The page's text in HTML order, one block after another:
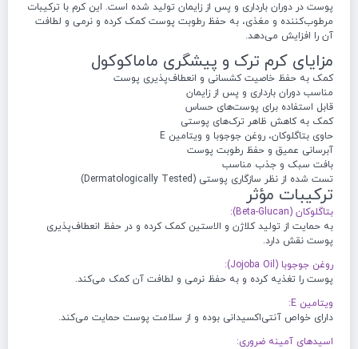
پوست در دوران بارداری و پس از زایمان تولید شده است. این کرم با ترکیبات
مرطوب‌کننده و مغذی، به حفظ رطوبت پوست کمک کرده و نرمی و لطافت
آن را افزایش می‌دهد.
مزایای کرم ترک و پیشگری ماماکوکول
کمک به حفظ خاصیت کشسانی و انعطاف‌پذیری پوست
مناسب دوران بارداری و پس از زایمان
قابل استفاده برای پوست‌های حساس
کمک به کاهش ظاهر ترک‌های پوستی
حاوی بتاگلوکان، روغن جوجوبا و ویتامین E
آبرسانی عمیق و حفظ رطوبت پوست
بافت سبک و جذب مناسب
تست شده از نظر سازگاری پوستی (Dermatologically Tested)
ترکیبات مؤثر
بتاگلوکان (Beta-Glucan):
به حمایت از تولید کلاژن و الاستین کمک کرده و در حفظ انعطاف‌پذیری
پوست نقش دارد.
روغن جوجوبا (Jojoba Oil):
پوست را تغذیه کرده و به حفظ نرمی و لطافت آن کمک می‌کند.
ویتامین E:
دارای خواص آنتی‌اکسیدانی بوده و از سلامت پوست حمایت می‌کند.
اسیدهای آمینه ضروری: